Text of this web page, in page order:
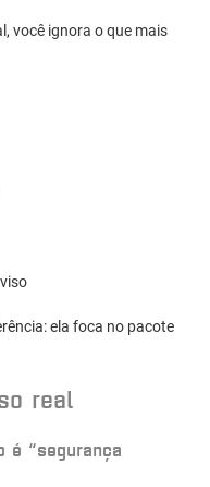
você ignora o que mais
ela foca no pacote
real
é “segurança